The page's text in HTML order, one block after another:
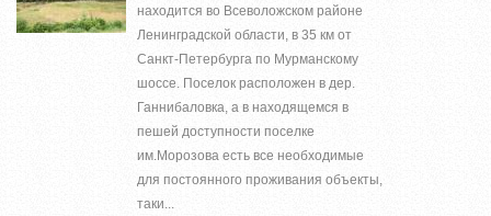
находится во Всеволожском районе
Ленинградской области, в 35 км от
Санкт-Петербурга по Мурманскому
шоссе. Поселок расположен в дер.
Ганнибаловка, а в находящемся в
пешей доступности поселке
им.Морозова есть все необходимые
для постоянного проживания объекты,
таки...